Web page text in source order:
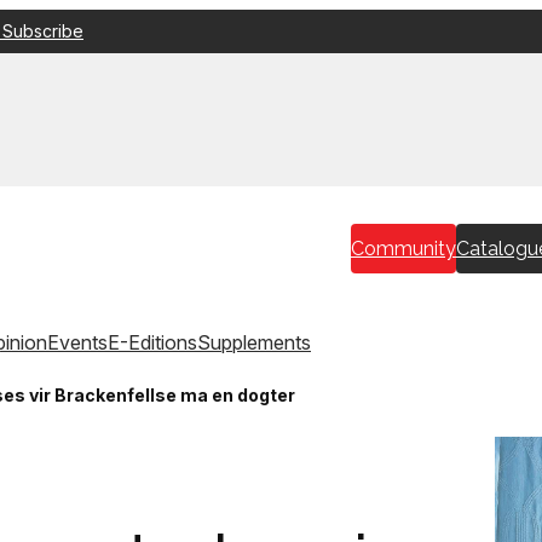
Community
EventsE-EditionsSupplements
vir Brackenfellse ma en dogter